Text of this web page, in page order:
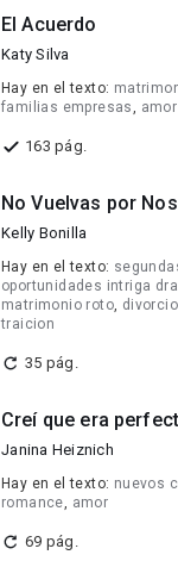
El Acuerdo
Katy Silva
Hay en el texto:
familias empresas,
163 pág.
No Vuelvas por
Kelly Bonilla
Hay en el texto:
oportunidades intriga
matrimonio roto,
traicion
35 pág.
Creí que era
Janina Heiznich
Hay en el texto: nuevos
romance, amor
69 pág.